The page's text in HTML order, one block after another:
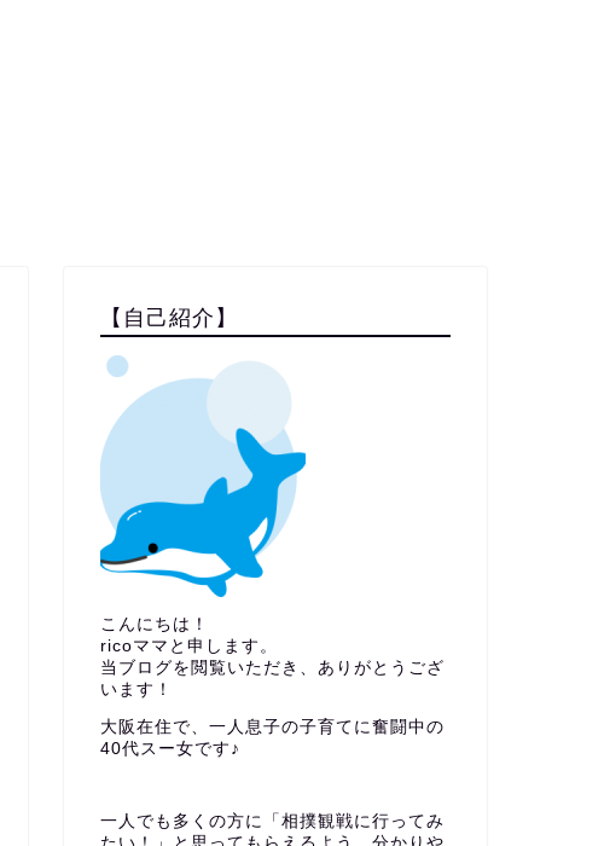
【自己紹介】
こんにちは！
ricoママと申します。
当ブログを閲覧いただき、ありがとうござ
います！
大阪在住で、一人息子の子育てに奮闘中の
40代スー女です♪
一人でも多くの方に「相撲観戦に行ってみ